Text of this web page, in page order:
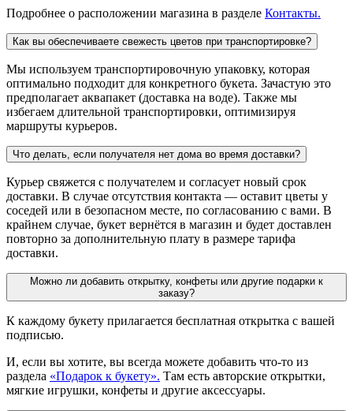
Подробнее о расположении магазина в разделе Контакты.
Как вы обеспечиваете свежесть цветов при транспортировке?
Мы используем транспортировочную упаковку, которая
оптимально подходит для конкретного букета. Зачастую это
предполагает аквапакет (доставка на воде). Также мы
избегаем длительной транспортировки, оптимизируя
маршруты курьеров.
Что делать, если получателя нет дома во время доставки?
Курьер свяжется с получателем и согласует новый срок
доставки. В случае отсутствия контакта — оставит цветы у
соседей или в безопасном месте, по согласованию с вами. В
крайнем случае, букет вернётся в магазин и будет доставлен
повторно за дополнительную плату в размере тарифа
доставки.
Можно ли добавить открытку, конфеты или другие подарки к
заказу?
К каждому букету прилагается бесплатная открытка с вашей
подписью.
И, если вы хотите, вы всегда можете добавить что-то из
раздела «Подарок к букету». Там есть авторские открытки,
мягкие игрушки, конфеты и другие аксессуары.